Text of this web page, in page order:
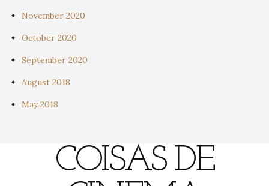
November 2020
October 2020
September 2020
August 2018
May 2018
COISAS DE